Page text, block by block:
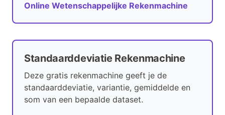
Online Wetenschappelijke Rekenmachine
Standaarddeviatie Rekenmachine
Deze gratis rekenmachine geeft je de
standaarddeviatie, variantie, gemiddelde en
som van een bepaalde dataset.